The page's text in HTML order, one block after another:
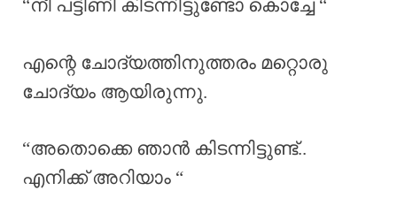
“നീ പട്ടിണി കിടന്നിട്ടുണ്ടോ കൊച്ചേ “
എന്റെ ചോദ്യത്തിനുത്തരം മറ്റൊരു
ചോദ്യം ആയിരുന്നു.
“അതൊക്കെ ഞാൻ കിടന്നിട്ടുണ്ട്..
എനിക്ക് അറിയാം “